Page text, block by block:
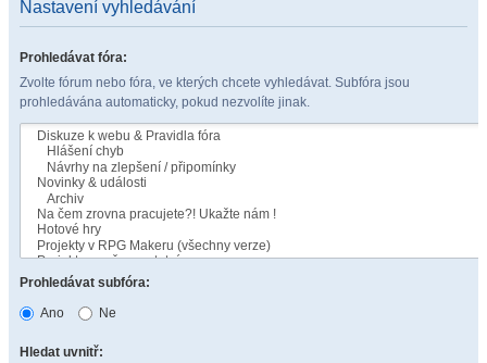
Nastavení vyhledávání
Prohledávat fóra:
Zvolte fórum nebo fóra, ve kterých chcete vyhledávat. Subfóra jsou
prohledávána automaticky, pokud nezvolíte jinak.
Prohledávat subfóra:
Ano
Ne
Hledat uvnitř: